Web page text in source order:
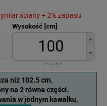
ściany + 2% zapasu
Wysokość [cm]
max: 361
niż 102.5 cm.
na 2 równe części.
w jednym kawałku.